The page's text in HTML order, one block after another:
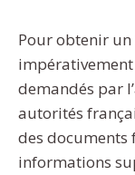
Pour obtenir
demandés par
autorités
des documents
informations